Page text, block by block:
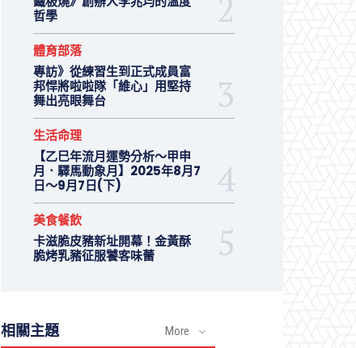
哲學
體育部落
專訪》從練習生到正式成員富
邦悍將啦啦隊「維心」用堅持
舞出亮眼舞台
生活命理
【乙巳年流月運勢分析～甲申
月．驛馬動象月】2025年8月7
日～9月7日(下)
美食餐飲
卡滋脆皮豬新址開幕！金黃酥
脆烤乳豬征服饕客味蕾
相關主題 More